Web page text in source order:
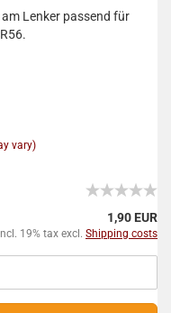
Lenker passend für
vary)
1,90 EUR
19% tax excl. Shipping costs